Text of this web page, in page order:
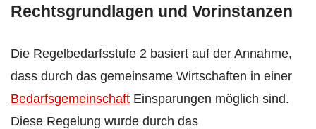
Rechtsgrundlagen und Vorinstanzen
Die Regelbedarfsstufe 2 basiert auf der Annahme,
dass durch das gemeinsame Wirtschaften in einer
Bedarfsgemeinschaft Einsparungen möglich sind.
Diese Regelung wurde durch das